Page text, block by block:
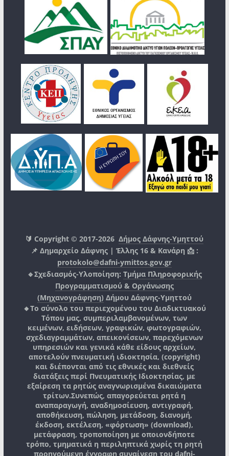
🔰 Copyright © 2017-2026Δήμος Δάφνης-Υμηττού
📌 Δημαρχείο Δάφνης | Έλλης 16 & Κανάρη 📩 :
protokolo@dafni-ymittos.gov.gr
🔹Σχεδιασμός-Υλοποίηση: Τμήμα Πληροφορικής
Προγραμματισμού & Οργάνωσης
(Μηχανογράφηση) Δήμου Δάφνης-Υμηττού
🔸Το σύνολο του περιεχομένου του Διαδικτυακού
Τόπου μας, συμπεριλαμβανομένων, των
κειμένων, ειδήσεων, γραφικών, φωτογραφιών,
σχεδιαγραμμάτων, απεικονίσεων, παρεχόμενων
υπηρεσιών και γενικά κάθε είδους αρχείων,
αποτελούν πνευματική ιδιοκτησία, (copyright)
και διέπονται από τις εθνικές και διεθνείς
διατάξεις περί Πνευματικής Ιδιοκτησίας, με
εξαίρεση τα ρητώς αναγνωρισμένα δικαιώματα
τρίτων.Συνεπώς, απαγορεύεται ρητά η
αναπαραγωγή, αναδημοσίευση, αντιγραφή,
αποθήκευση, πώληση, μετάδοση, διανομή,
έκδοση, εκτέλεση, «φόρτωση» (download),
μετάφραση, τροποποίηση με οποιονδήποτε
τρόπο, τμηματικά η περιληπτικά χωρίς τη ρητή
προηγούμενη έγγραφη συναίνεση του dafni-